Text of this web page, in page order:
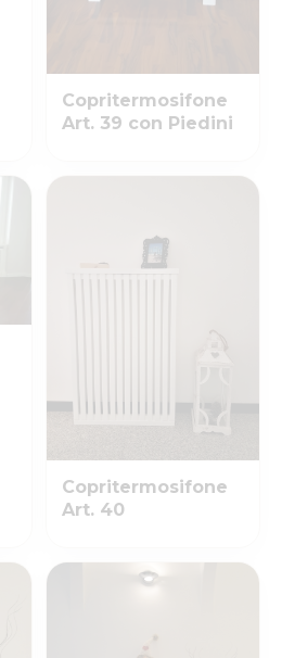
Copritermosifone
Art. 39 con Piedini
Copritermosifone
Art. 40